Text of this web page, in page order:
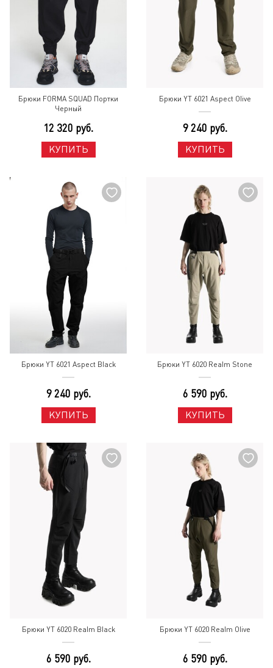
Брюки FORMA SQUAD Портки
Черный
12 320 руб.
КУПИТЬ
Брюки YT 6021 Aspect Olive
9 240 руб.
КУПИТЬ
Брюки YT 6021 Aspect Black
9 240 руб.
КУПИТЬ
Брюки YT 6020 Realm Stone
6 590 руб.
КУПИТЬ
Брюки YT 6020 Realm Black
6 590 руб.
Брюки YT 6020 Realm Olive
6 590 руб.